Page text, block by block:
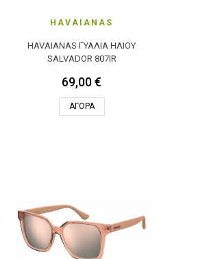
HAVAIANAS
HAVAIANAS ΓΥΑΛΙΆ ΗΛΊΟΥ
SALVADOR 807IR
69,00 €
ΑΓΟΡΆ